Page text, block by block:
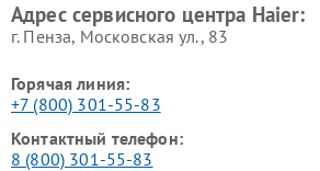
Адрес сервисного центра Haier:
г. Пенза, Московская ул., 83
Горячая линия:
+7 (800) 301-55-83
Контактный телефон:
8 (800) 301-55-83